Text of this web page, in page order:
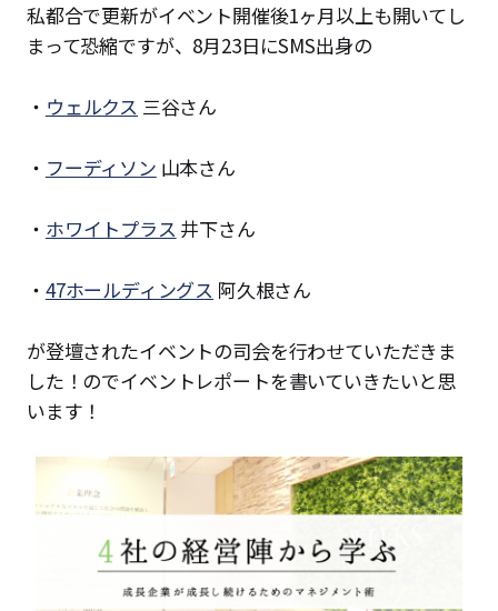
私都合で更新がイベント開催後1ヶ月以上も開いてし
まって恐縮ですが、8月23日にSMS出身の
・ ウェルクス 三谷さん
・ フーディソン 山本さん
・ ホワイトプラス 井下さん
・ 47ホールディングス 阿久根さん
が登壇されたイベントの司会を行わせていただきま
した！のでイベントレポートを書いていきたいと思
います！